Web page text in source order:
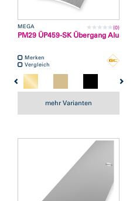
MEGA (0)
PM29 ÜP459-SK Übergang Alu
Merken
Vergleich
mehr Varianten